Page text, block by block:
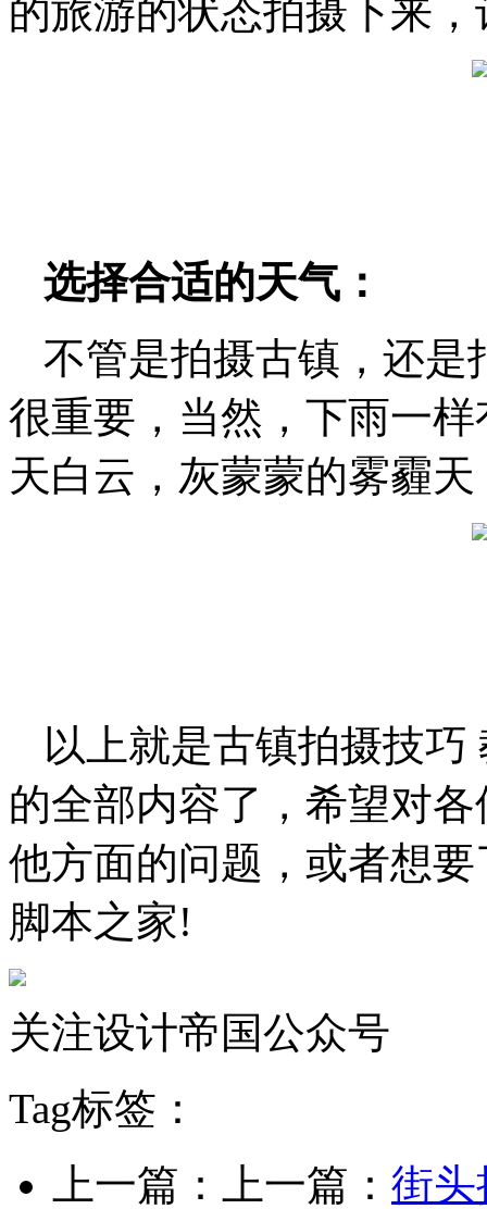
的旅游的状态拍摄下来
选择合适的天气：
不管是拍摄古镇，还是
很重要，当然，下雨一
天白云，灰蒙蒙的雾霾
以上就是古镇拍摄技
的全部内容了，希望对
他方面的问题，或者想
脚本之家!
关注设计帝国公众号
Tag标签：
上一篇：上一篇： 街头